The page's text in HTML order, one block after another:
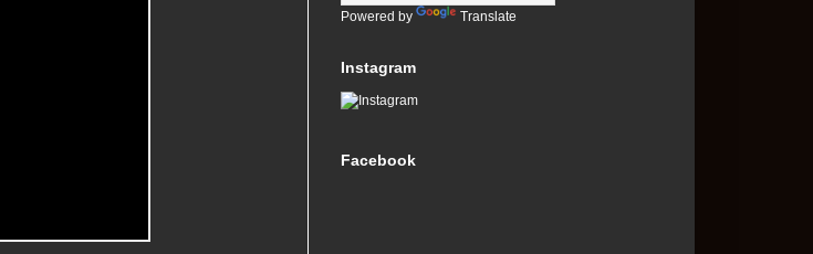
Powered by Translate
Instagram
Facebook